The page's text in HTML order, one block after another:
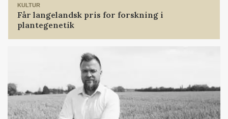
KULTUR
Får langelandsk pris for forskning i
plantegenetik